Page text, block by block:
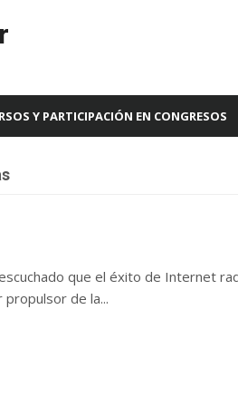
Y PARTICIPACIÓN EN CONGRESOS
que el éxito de Internet
de la...